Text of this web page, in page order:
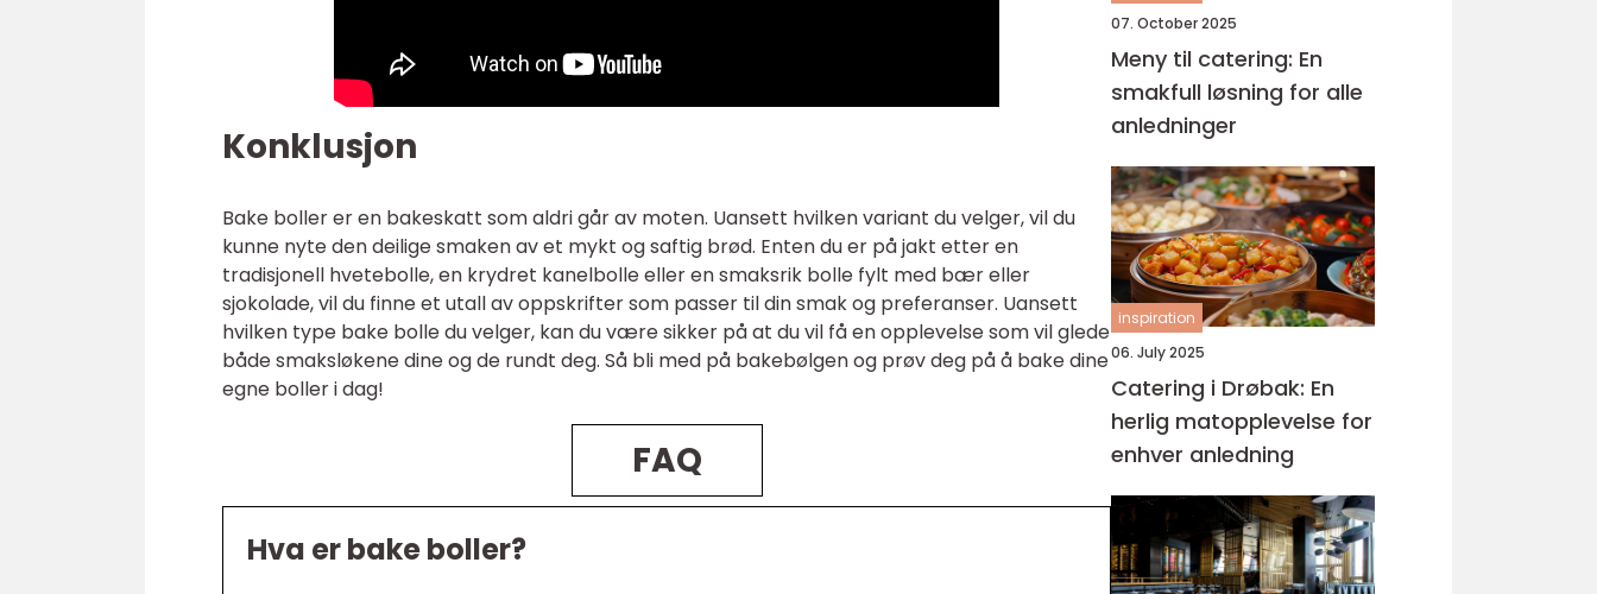
Konklusjon
Bake boller er en bakeskatt som aldri går av moten. Uansett hvilken variant du velger, vil du
kunne nyte den deilige smaken av et mykt og saftig brød. Enten du er på jakt etter en
tradisjonell hvetebolle, en krydret kanelbolle eller en smaksrik bolle fylt med bær eller
sjokolade, vil du finne et utall av oppskrifter som passer til din smak og preferanser. Uansett
hvilken type bake bolle du velger, kan du være sikker på at du vil få en opplevelse som vil glede
både smaksløkene dine og de rundt deg. Så bli med på bakebølgen og prøv deg på å bake dine
egne boller i dag!
FAQ
Hva er bake boller?
07. October 2025
Meny til catering: En
smakfull løsning for alle
anledninger
inspiration
06. July 2025
Catering i Drøbak: En
herlig matopplevelse for
enhver anledning